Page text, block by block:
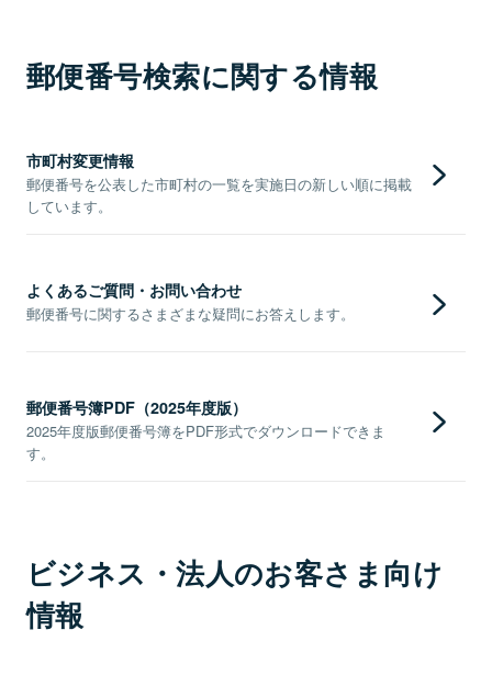
郵便番号検索に関する情報
市町村変更情報
郵便番号を公表した市町村の一覧を実施日の新しい順に掲載
しています。
よくあるご質問・お問い合わせ
郵便番号に関するさまざまな疑問にお答えします。
郵便番号簿PDF（2025年度版）
2025年度版郵便番号簿をPDF形式でダウンロードできま
す。
ビジネス・法人のお客さま向け
情報